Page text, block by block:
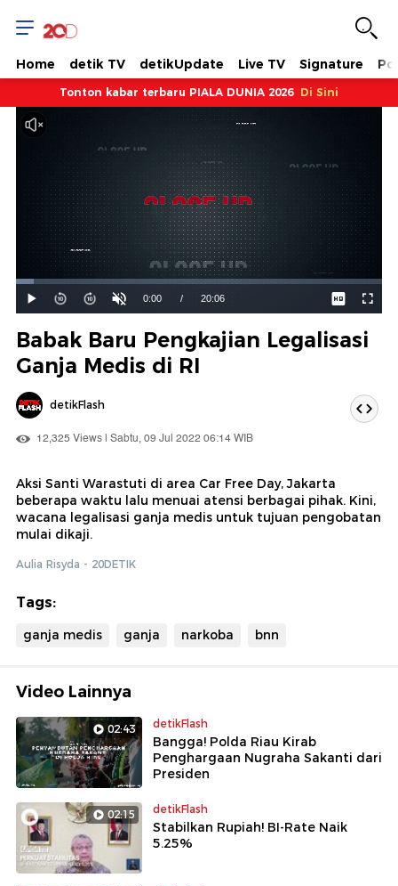
Home detik TV detikUpdate Live TV Signature
Tonton kabar terbaru PIALA DUNIA 2026 Di Sini
Mainkan
Suara
Hidup
Waktu
0:00 / Durasi
20:06
Dimuat:
4.94%
Babak Baru Pengkajian Legalisasi
Ganja Medis di RI
detikFlash
12,325 Views | Sabtu, 09 Jul 2022 06:14 WIB
Aksi Santi Warastuti di area Car Free Day, Jakarta
beberapa waktu lalu menuai atensi berbagai pihak. Kini,
wacana legalisasi ganja medis untuk tujuan pengobatan
mulai dikaji.
Aulia Risyda - 20DETIK
Tags:
ganja medis ganja narkoba bnn
Video Lainnya
02:43 detikFlash
Bangga! Polda Riau Kirab
Penghargaan Nugraha Sakanti dari
Presiden
02:15 detikFlash
Stabilkan Rupiah! BI-Rate Naik
5.25%